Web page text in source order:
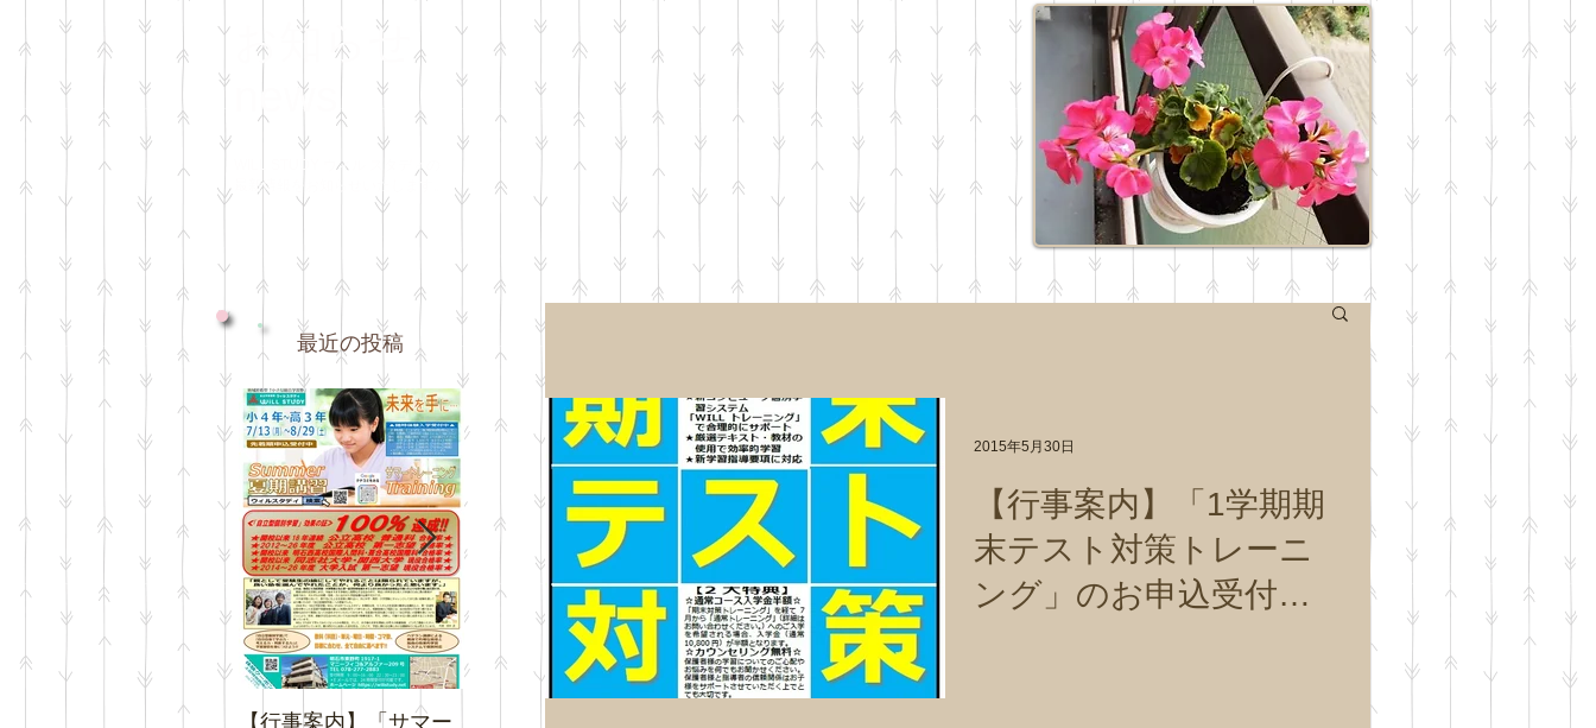
お知らせ
news
WILL STUDY ウィル スタディの
最新情報をお知らせいたします。
最近の投稿
【行事案内】「サマー
【行事案内】「1学期期
末テスト対策トレーニ
ング」のお申込受付を
2015年5月30日